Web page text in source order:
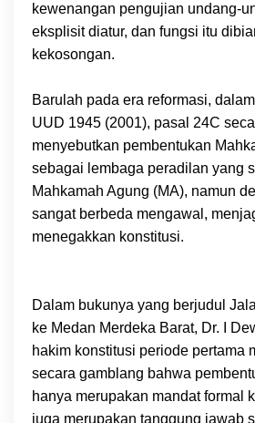
kewenangan pengujian undang-
eksplisit diatur, dan fungsi itu
kekosongan.
Barulah pada era reformasi,
UUD 1945 (2001), pasal 24C
menyebutkan pembentukan
sebagai lembaga peradilan yang
Mahkamah Agung (MA), namun
sangat berbeda mengawal,
menegakkan konstitusi.
Dalam bukunya yang berjudul
ke Medan Merdeka Barat, Dr. I
hakim konstitusi periode pertama
secara gamblang bahwa
hanya merupakan mandat formal
juga merupakan tanggung jawab